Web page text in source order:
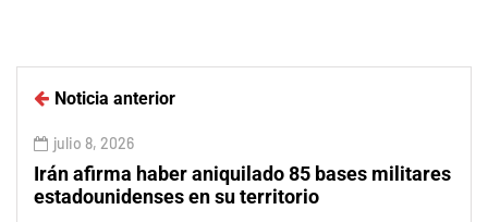
Noticia anterior
julio 8, 2026
Irán afirma haber aniquilado 85 bases militares
estadounidenses en su territorio